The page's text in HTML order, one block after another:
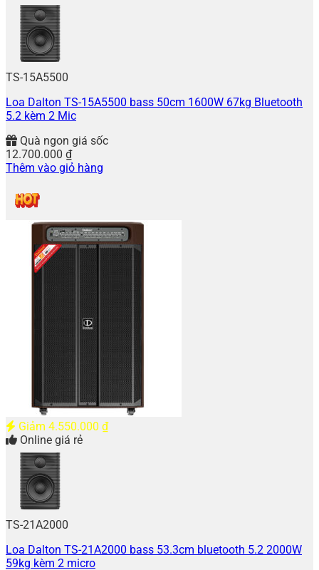
TS-15A5500
Loa Dalton TS-15A5500 bass 50cm 1600W 67kg Bluetooth
5.2 kèm 2 Mic
Quà ngon giá sốc
12.700.000 ₫
Thêm vào giỏ hàng
Giảm 4.550.000 ₫
Online giá rẻ
TS-21A2000
Loa Dalton TS-21A2000 bass 53.3cm bluetooth 5.2 2000W
59kg kèm 2 micro